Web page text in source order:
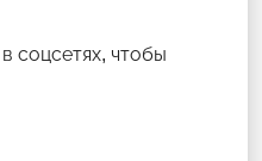
соцсетях, чтобы